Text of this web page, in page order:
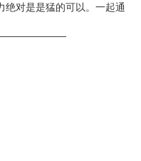
绝对是是猛的可以。一起通